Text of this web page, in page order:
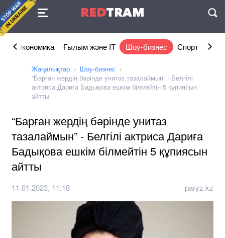
REDTRAM
Келісімі
Экономика Ғылым және IT Шоу-бизнес Спорт Өмір
Жаңалықтар
Шоу-бизнес
“Барған жердің бәрінде унитаз тазалаймын” - Белгілі
актриса Дариға Бадықова ешкім білмейтін 5 құпиясын
айтты
“Барған жердің бәрінде унитаз
тазалаймын” - Белгілі актриса Дариға
Бадықова ешкім білмейтін 5 құпиясын
айтты
11.01.2023, 11:18 paryz.kz